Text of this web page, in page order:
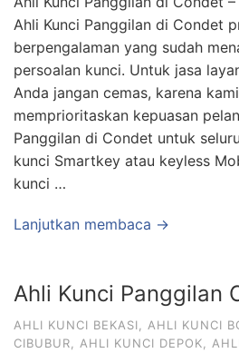
Ahli Kunci Panggilan di Condet
berpengalaman yang sudah
persoalan kunci. Untuk jasa
Anda jangan cemas, karena
memprioritaskan kepuasan
Panggilan di Condet untuk
kunci Smartkey atau keyless
kunci …
Lanjutkan membaca →
Ahli Kunci Panggilan
AHLI KUNCI BEKASI AHLI KUNCI
CIBUBUR
AHLI KUNCI DEPOK